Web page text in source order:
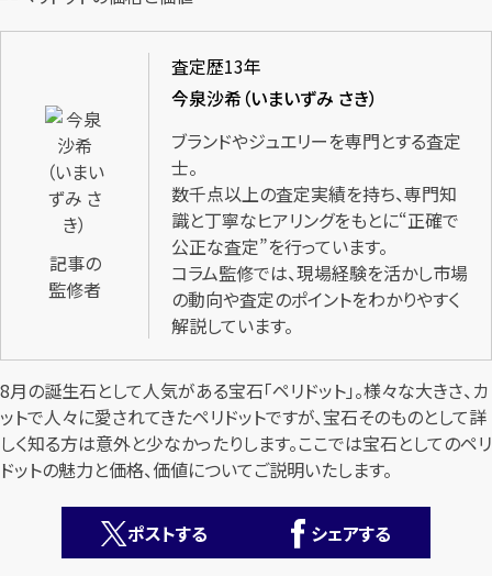
記事の
監修者
査定歴13年
今泉沙希（いまいずみ さき）
ブランドやジュエリーを専門とする査定
士。
数千点以上の査定実績を持ち、専門知
識と丁寧なヒアリングをもとに“正確で
公正な査定”を行っています。
コラム監修では、現場経験を活かし市場
の動向や査定のポイントをわかりやすく
解説しています。
8月の誕生石として人気がある宝石「ペリドット」。様々な大きさ、カ
ットで人々に愛されてきたペリドットですが、宝石そのものとして詳
しく知る方は意外と少なかったりします。ここでは宝石としてのペリ
ドットの魅力と価格、価値についてご説明いたします。
ポストする シェアする